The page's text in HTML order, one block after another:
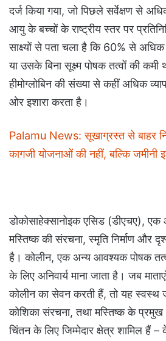
दर्ज किया गया, जो पिछले सर्वेक्षण से
आयु के बच्चों के राष्ट्रीय स्तर पर
साक्ष्यों से पता चला है कि 60% से अधिक
या उसके बिना सूक्ष्म पोषक तत्वों की
हीमोग्लोबिन की संख्या से कहीं अधिक
ओर इशारा करता है।
Palamu News: सूखाग्रस्त से बाहर
कागजी योजनाओं की नहीं, बल्कि जमीनी
डोकोसाहेक्सानोइक एसिड (डीएचए),
मस्तिष्क की संरचना, स्मृति निर्माण और
है। कोलीन, एक अन्य आवश्यक पोषक
के लिए अनिवार्य माना जाता है। जब
कोलीन का सेवन करती हैं, तो यह स्वस्थ
कोशिका संरचना, तथा मस्तिष्क के प्रमुख
चिंतन के लिए जिम्मेदार क्षेत्र शामिल हैं